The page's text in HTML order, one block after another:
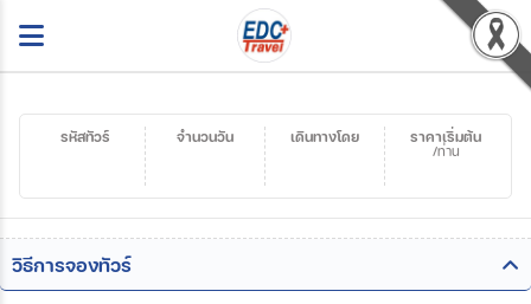
รหัสทัวร์ จำนวนวัน ราคาเริ่มต้น
/ท่าน
เดินทางโดย
วิธีการจองทัวร์